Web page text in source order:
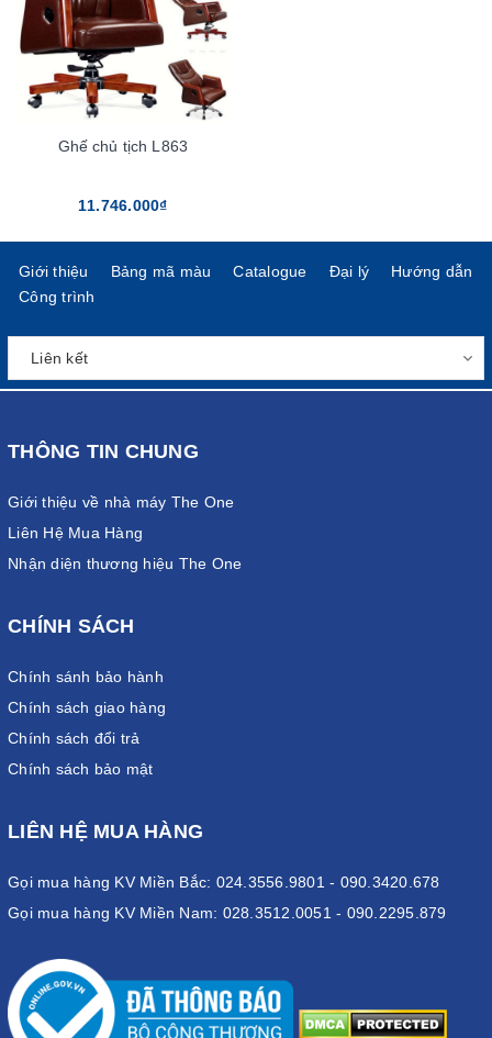
Ghế chủ tịch L863
11.746.000₫
Giới thiệu Bảng mã màu Catalogue Đại lý
Hướng dẫn
Công trình
THÔNG TIN CHUNG
Giới thiệu về nhà máy The One
Liên Hệ Mua Hàng
Nhận diện thương hiệu The One
CHÍNH SÁCH
Chính sánh bảo hành
Chính sách giao hàng
Chính sách đổi trả
Chính sách bảo mật
LIÊN HỆ MUA HÀNG
Gọi mua hàng KV Miền Bắc: 024.3556.9801 - 090.3420.678
Gọi mua hàng KV Miền Nam: 028.3512.0051 - 090.2295.879